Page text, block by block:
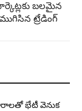
బలమైన
ట్రేడింగ్
భేటీ వెనుక